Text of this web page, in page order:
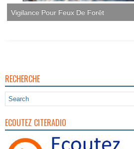
Vigilance Pour Feux De Forêt
RECHERCHE
ECOUTEZ CITERADIO